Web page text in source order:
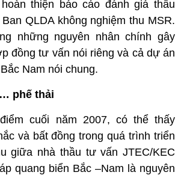
thiện báo cáo đánh giá thầu
QLDA không nghiệm thu MSR.
những nguyên nhân chính gây
đồng tư vấn nói riêng và cả dự án
Nam nói chung.
phế thải
cuối năm 2007, có thể thấy
và bất đồng trong quá trình triển
giữa nhà thầu tư vấn JTEC/KEC
quang biển Bắc –Nam là nguyên